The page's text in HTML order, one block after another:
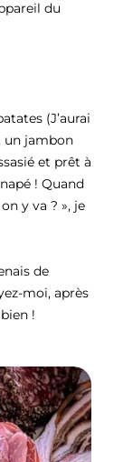
du
(J’aurai
un jambon
et prêt à
! Quand
y va ? », je
de
moi, après
!